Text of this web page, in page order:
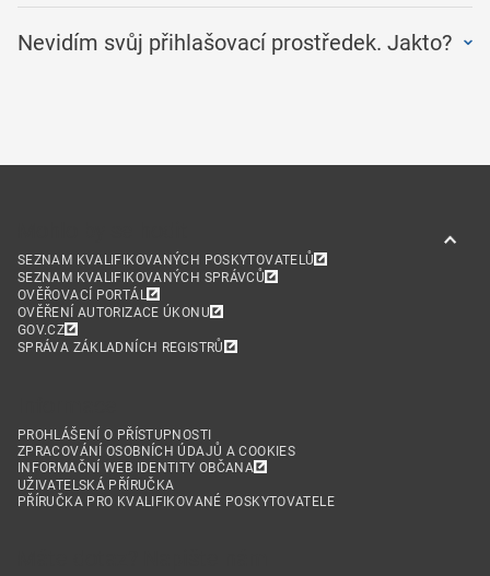
Nevidím svůj přihlašovací prostředek. Jakto?
SEZNAM KVALIFIKOVANÝCH POSKYTOVATELŮ
SEZNAM KVALIFIKOVANÝCH SPRÁVCŮ
OVĚŘOVACÍ PORTÁL
OVĚŘENÍ AUTORIZACE ÚKONU
GOV.CZ
SPRÁVA ZÁKLADNÍCH REGISTRŮ
PROHLÁŠENÍ O PŘÍSTUPNOSTI
ZPRACOVÁNÍ OSOBNÍCH ÚDAJŮ A COOKIES
INFORMAČNÍ WEB IDENTITY OBČANA
UŽIVATELSKÁ PŘÍRUČKA
PŘÍRUČKA PRO KVALIFIKOVANÉ POSKYTOVATELE